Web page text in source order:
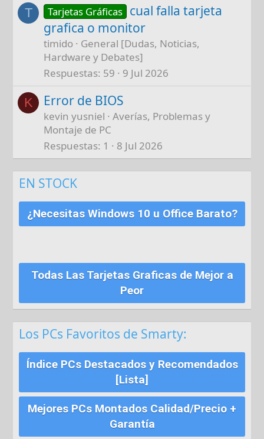
T Tarjetas Gráficas cual falla tarjeta
grafica o monitor
timido
General [Dudas, Noticias,
Hardware y Debates]
Respuestas 59 9 Jul 2026
K Error de BIOS
kevin yusniel
Averías, Problemas y
Montaje de PC
Respuestas 1 8 Jul 2026
EN STOCK
¿Necesitas Windows 10 u Office Barato?
Todas Las Tarjetas Graficas de Mejor a
Peor
Los PCs Favoritos de Smarty:
Índice PCs Destacados y Recomendados
[Lista]
Mejores PCs Montados Calidad/Precio +
Garantía